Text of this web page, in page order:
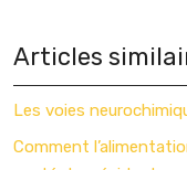
Articles
Les voies
Comment